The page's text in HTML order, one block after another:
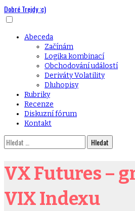
Skip
to
Dobré Trejdy :c)
Menu
Abeceda
Začínám
Logika kombinací
Obchodování událostí
Deriváty Volatility
Dluhopisy
Rubriky
Recenze
Diskuzní fórum
Kontakt
Vyhledávání
VX Futures –
VIX Indexu